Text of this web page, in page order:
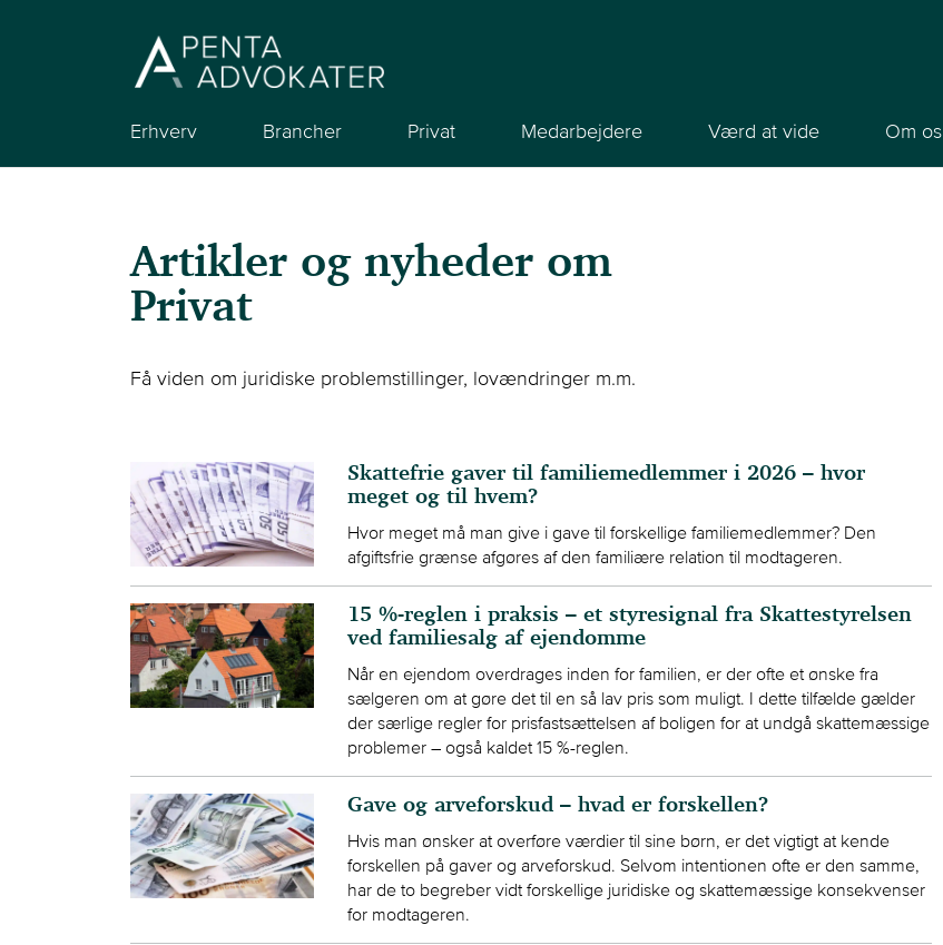
Erhverv Brancher Privat Medarbejdere Værd at vide Om os
Artikler og nyheder om
Privat
Få viden om juridiske problemstillinger, lovændringer m.m.
Skattefrie gaver til familiemedlemmer i 2026 – hvor
meget og til hvem?
Hvor meget må man give i gave til forskellige familiemedlemmer? Den
afgiftsfrie grænse afgøres af den familiære relation til modtageren.
15 %-reglen i praksis – et styresignal fra Skattestyrelsen
ved familiesalg af ejendomme
Når en ejendom overdrages inden for familien, er der ofte et ønske fra
sælgeren om at gøre det til en så lav pris som muligt. I dette tilfælde gælder
der særlige regler for prisfastsættelsen af boligen for at undgå skattemæssige
problemer – også kaldet 15 %-reglen.
Gave og arveforskud – hvad er forskellen?
Hvis man ønsker at overføre værdier til sine børn, er det vigtigt at kende
forskellen på gaver og arveforskud. Selvom intentionen ofte er den samme,
har de to begreber vidt forskellige juridiske og skattemæssige konsekvenser
for modtageren.